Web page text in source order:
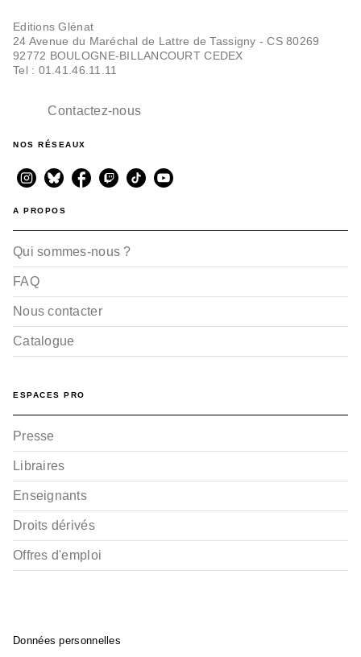
Editions Glénat
24 Avenue du Maréchal de Lattre de Tassigny - CS 80269
92772 BOULOGNE-BILLANCOURT CEDEX
Tel : 01.41.46.11.11
Contactez-nous
NOS RÉSEAUX
A PROPOS
Qui sommes-nous ?
FAQ
Nous contacter
Catalogue
ESPACES PRO
Presse
Libraires
Enseignants
Droits dérivés
Offres d'emploi
Données personnelles